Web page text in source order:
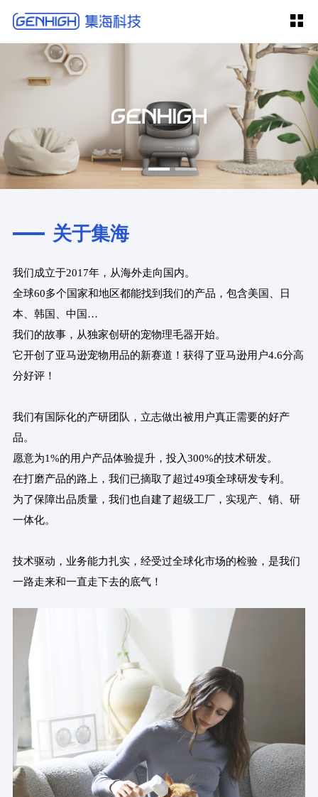
关于集海
我们成立于2017年，从海外走向国内。
全球60多个国家和地区都能找到我们的产品，包含美国、日
本、韩国、中国…
我们的故事，从独家创研的宠物理毛器开始。
它开创了亚马逊宠物用品的新赛道！获得了亚马逊用户4.6分高
分好评！
我们有国际化的产研团队，立志做出被用户真正需要的好产
品。
愿意为1%的用户产品体验提升，投入300%的技术研发。
在打磨产品的路上，我们已摘取了超过49项全球研发专利。
为了保障出品质量，我们也自建了超级工厂，实现产、销、研
一体化。
技术驱动，业务能力扎实，经受过全球化市场的检验，是我们
一路走来和一直走下去的底气！